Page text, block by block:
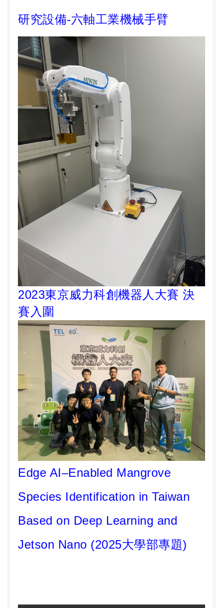
研究設備-六軸工業機械手臂
2023東京威力科創機器人大賽 決
賽入圍
Edge AI–Enabled Mangrove
Species Identification in Taiwan
Based on Deep Learning and
Jetson Nano (2025大學部專題)